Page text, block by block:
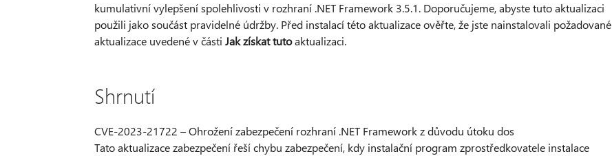
kumulativní vylepšení spolehlivosti v rozhraní .NET Framework 3.5.1. Doporučujeme, abyste tuto aktualizaci
použili jako součást pravidelné údržby. Před instalací této aktualizace ověřte, že jste nainstalovali požadované
aktualizace uvedené v části Jak získat tutoaktualizaci.
Shrnutí
CVE-2023-21722 – Ohrožení zabezpečení rozhraní .NET Framework z důvodu útoku dos
Tato aktualizace zabezpečení řeší chybu zabezpečení, kdy instalační program zprostředkovatele instalace